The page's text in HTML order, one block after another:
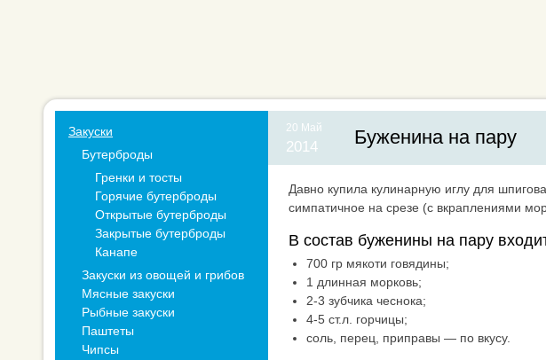
20 Май
2014 Буженина на пару
Давно купила кулинарную иглу для
симпатичное на срезе (с вкраплениями
В состав буженины на пару
700 гр мякоти говядины;
1 длинная морковь;
2-3 зубчика чеснока;
4-5 ст.л. горчицы;
соль, перец, приправы — по вкусу.
Закуски
Бутерброды
Гренки и тосты
Горячие бутерброды
Открытые бутерброды
Закрытые бутерброды
Канапе
Закуски из овощей и грибов
Мясные закуски
Рыбные закуски
Паштеты
Чипсы